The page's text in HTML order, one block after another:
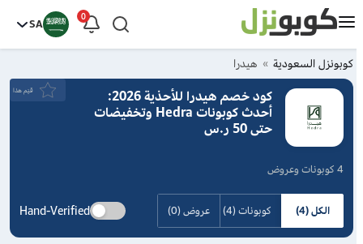
0
SA
كوبونزل السعودية هيدرا
كود خصم هيدرا للأحذية 2026:
أحدث كوبونات Hedra وتخفيضات
حتى 50 ر.س
4 كوبونات وعروض
قيَم هذا
الكل (4) كوبونات (4) عروض (0) Hand-Verified